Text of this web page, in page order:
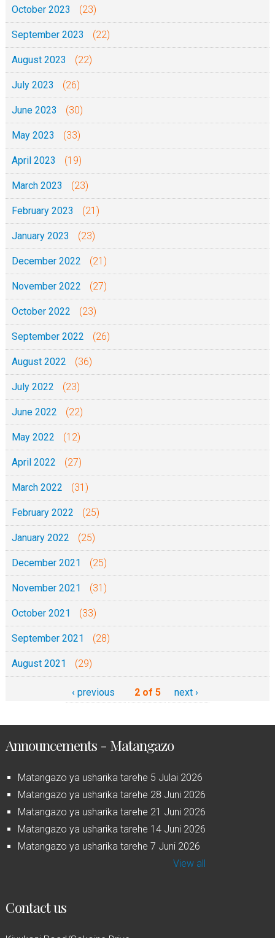
October 2023 (23)
September 2023 (22)
August 2023 (22)
July 2023 (26)
June 2023 (30)
May 2023 (33)
April 2023 (19)
March 2023 (23)
February 2023 (21)
January 2023 (23)
December 2022 (21)
November 2022 (27)
October 2022 (23)
September 2022 (26)
August 2022 (36)
July 2022 (23)
June 2022 (22)
May 2022 (12)
April 2022 (27)
March 2022 (31)
February 2022 (25)
January 2022 (25)
December 2021 (25)
November 2021 (31)
October 2021 (33)
September 2021 (28)
August 2021 (29)
‹ previous 2 of 5 next ›
Announcements - Matangazo
Matangazo ya usharika tarehe 5 Julai 2026
Matangazo ya usharika tarehe 28 Juni 2026
Matangazo ya usharika tarehe 21 Juni 2026
Matangazo ya usharika tarehe 14 Juni 2026
Matangazo ya usharika tarehe 7 Juni 2026
View all
Contact us